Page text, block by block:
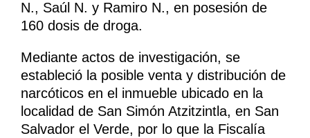
N., Saúl N. y Ramiro N., en posesión de
160 dosis de droga.
Mediante actos de investigación, se
estableció la posible venta y distribución de
narcóticos en el inmueble ubicado en la
localidad de San Simón Atzitzintla, en San
Salvador el Verde, por lo que la Fiscalía